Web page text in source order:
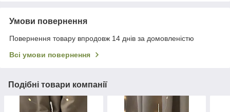
Умови повернення
Повернення товару впродовж 14 днів за домовленістю
Всі умови повернення
Подібні товари компанії